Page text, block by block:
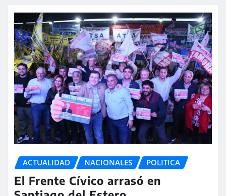
ACTUALIDAD NACIONALES POLITICA
El Frente Cívico arrasó en